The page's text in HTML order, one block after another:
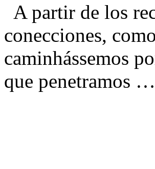
A partir de los
conecciones,
caminhássemos
que penetramos …